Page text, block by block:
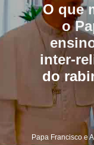
O que
o
inter-
do
Papa Francisco e